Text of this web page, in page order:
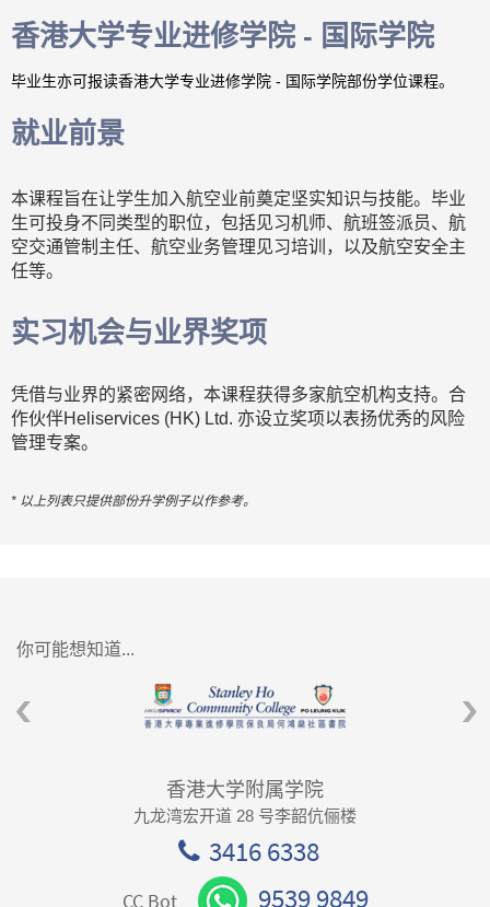
香港大学专业进修学院 - 国际学院
毕业生亦可报读香港大学专业进修学院 - 国际学院部份学位课程。
就业前景
本课程旨在让学生加入航空业前奠定坚实知识与技能。毕业
生可投身不同类型的职位，包括见习机师、航班签派员、航
空交通管制主任、航空业务管理见习培训，以及航空安全主
任等。
实习机会与业界奖项
凭借与业界的紧密网络，本课程获得多家航空机构支持。合
作伙伴Heliservices (HK) Ltd. 亦设立奖项以表扬优秀的风险
管理专案。
* 以上列表只提供部份升学例子以作参考。
你可能想知道...
香港大学附属学院
九龙湾宏开道 28 号李韶伉俪楼
3416 6338
CC Bot 9539 9849